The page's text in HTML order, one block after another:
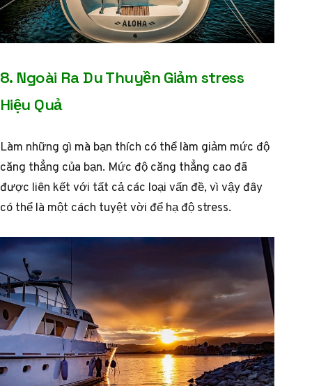
8. Ngoài Ra Du Thuyền Giảm stress
Hiệu Quả
Làm những gì mà bạn thích có thể làm giảm mức độ
căng thẳng của bạn. Mức độ căng thẳng cao đã
được liên kết với tất cả các loại vấn đề, vì vậy đây
có thể là một cách tuyệt vời để hạ độ stress.